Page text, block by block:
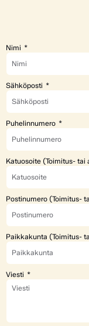
Nimi
Sähköposti
Puhelinnumero
Katuosoite (Toimitus- tai
Postinumero (Toimitus-
Paikkakunta (Toimitus-
Viesti